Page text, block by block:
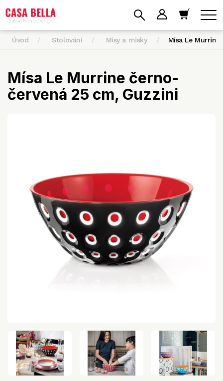
Úvod Stolování Mísy a misky Mísa Le
Mísa Le Murrine černo-
červená 25 cm, Guzzini